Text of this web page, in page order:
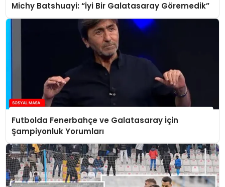
Michy Batshuayi: “İyi Bir Galatasaray Göremedik”
Futbolda Fenerbahçe ve Galatasaray İçin
Şampiyonluk Yorumları